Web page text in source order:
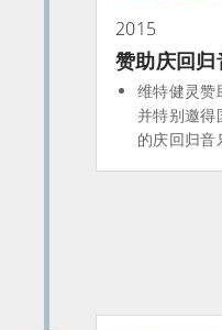
2015
赞助庆回
维特健灵赞
并特别邀得
的庆回归音